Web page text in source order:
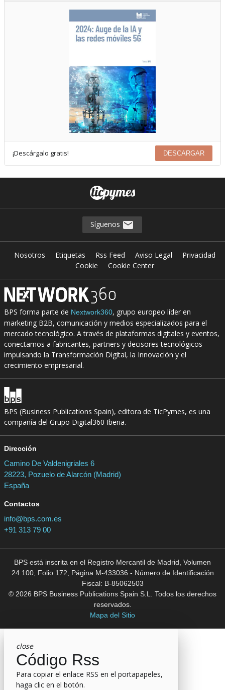
¡Descárgalo gratis! DESCARGAR
Síguenos
Nosotros Etiquetas Rss Feed Aviso Legal
Privacidad
Cookie
Cookie Center
BPS forma parte de Nextwork360, grupo europeo líder en
marketing B2B, comunicación y medios especializados para el
mercado tecnológico. A través de plataformas digitales y eventos,
conectamos a fabricantes, partners y decisores tecnológicos
impulsando la Transformación Digital, la Innovación y el
crecimiento empresarial.
BPS (Business Publications Spain), editora de TicPymes, es una
compañía del Grupo Digital360 Iberia.
Dirección
Camino De Valdenigriales 6
28223, Pozuelo de Alarcón (Madrid)
España
Contactos
info@bps.com.es
+91 313 79 00
BPS está inscrita en el Registro Mercantil de Madrid, Volumen
24.100, Folio 172, Página M-433036 - Número de Identificación
Fiscal: B-85062503
© 2026 BPS Business Publications Spain S.L. Todos los derechos
reservados.
Mapa del Sitio
close
Código Rss
Para copiar el enlace RSS en el portapapeles,
haga clic en el botón.